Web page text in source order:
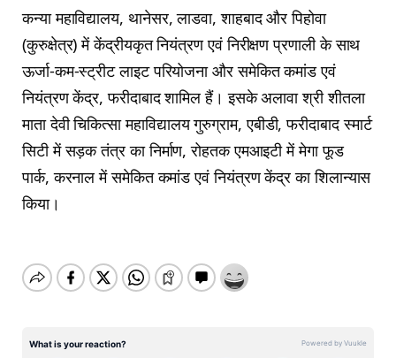
कन्या महाविद्यालय, थानेसर, लाडवा, शाहबाद और पिहोवा
(कुरुक्षेत्र) में केंद्रीयकृत नियंत्रण एवं निरीक्षण प्रणाली के साथ
ऊर्जा-कम-स्ट्रीट लाइट परियोजना और समेकित कमांड एवं
नियंत्रण केंद्र, फरीदाबाद शामिल हैं। इसके अलावा श्री शीतला
माता देवी चिकित्सा महाविद्यालय गुरुग्राम, एबीडी, फरीदाबाद स्मार्ट
सिटी में सड़क तंत्र का निर्माण, रोहतक एमआइटी में मेगा फूड
पार्क, करनाल में समेकित कमांड एवं नियंत्रण केंद्र का शिलान्यास
किया।